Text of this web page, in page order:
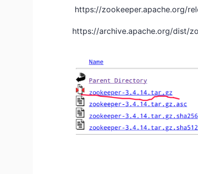
https://zookeeper.apache.org/
https://archive.apache.org/dist/